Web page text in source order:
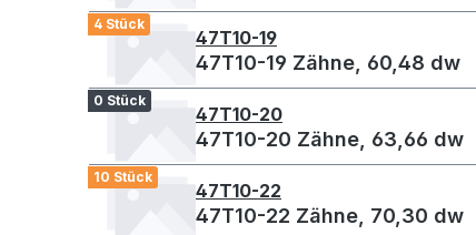
4 Stück
47T10-19
47T10-19 Zähne, 60,48 dw
0 Stück
47T10-20
47T10-20 Zähne, 63,66 dw
10 Stück
47T10-22
47T10-22 Zähne, 70,30 dw